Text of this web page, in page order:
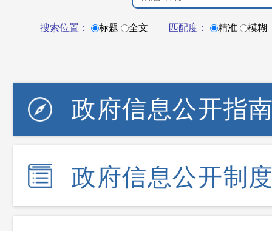
搜索位置： 标题 全文 匹配度： 精准 模糊
政府信息公开指
政府信息公开制